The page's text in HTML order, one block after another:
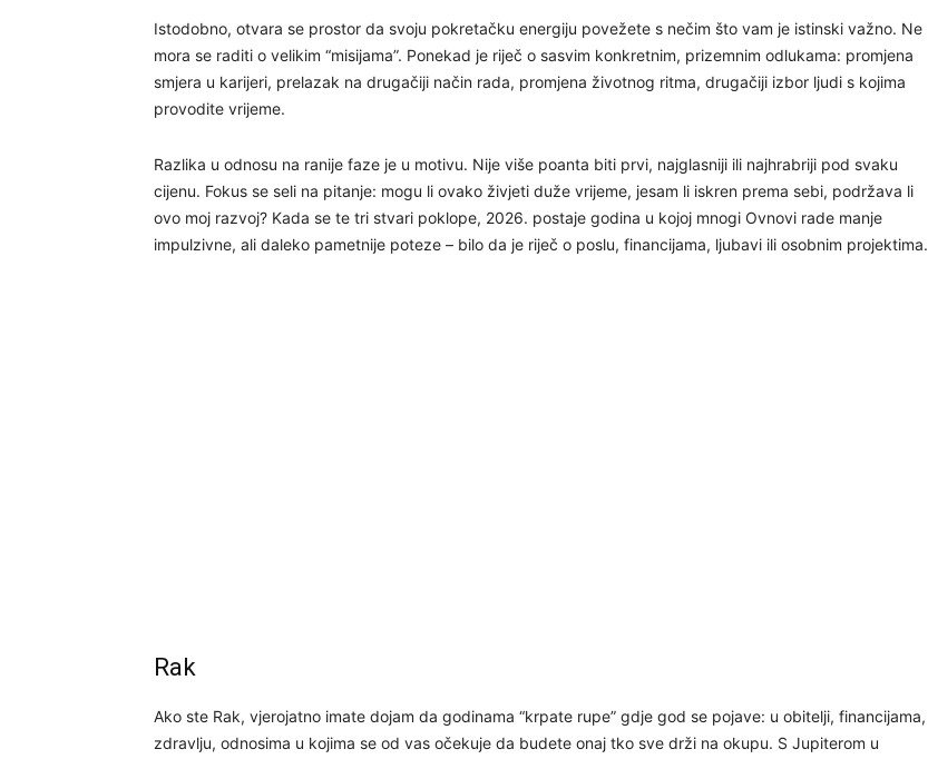
Istodobno, otvara se prostor da svoju pokretačku energiju povežete s nečim što vam je istinski važno. Ne
mora se raditi o velikim “misijama”. Ponekad je riječ o sasvim konkretnim, prizemnim odlukama: promjena
smjera u karijeri, prelazak na drugačiji način rada, promjena životnog ritma, drugačiji izbor ljudi s kojima
provodite vrijeme.
Razlika u odnosu na ranije faze je u motivu. Nije više poanta biti prvi, najglasniji ili najhrabriji pod svaku
cijenu. Fokus se seli na pitanje: mogu li ovako živjeti duže vrijeme, jesam li iskren prema sebi, podržava li
ovo moj razvoj? Kada se te tri stvari poklope, 2026. postaje godina u kojoj mnogi Ovnovi rade manje
impulzivne, ali daleko pametnije poteze – bilo da je riječ o poslu, financijama, ljubavi ili osobnim projektima.
Rak
Ako ste Rak, vjerojatno imate dojam da godinama “krpate rupe” gdje god se pojave: u obitelji, financijama,
zdravlju, odnosima u kojima se od vas očekuje da budete onaj tko sve drži na okupu. S Jupiterom u